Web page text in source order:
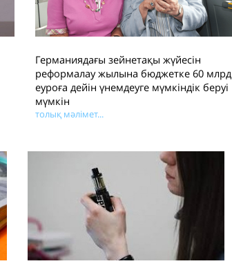
Германиядағы зейнетақы жүйесін
реформалау жылына бюджетке 60 млрд
еуроға дейін үнемдеуге мүмкіндік беруі
мүмкін
толық мәлімет...